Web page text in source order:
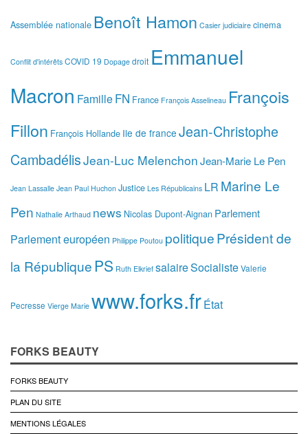
Assemblée nationale Benoît Hamon Casier judiciaire cinema
Conflit d'intérêts COVID 19 Dopage droit Emmanuel
Macron FamilleFN France François Asselineau François
Fillon François Hollande Ile de france Jean-Christophe
CambadélisJean-Luc MelenchonJean-Marie Le Pen
Jean Lassalle Jean Paul Huchon Justice Les Républicains LR Marine Le
Pen Nathalie Arthaud news Nicolas Dupont-Aignan Parlement
Parlement européen Philippe Poutou politiquePrésident de
la République PS Ruth Elkrief salaireSocialisteValerie
Pecresse Vierge Marie www.forks.frÉtat
FORKS BEAUTY
FORKS BEAUTY
PLAN DU SITE
MENTIONS LÉGALES